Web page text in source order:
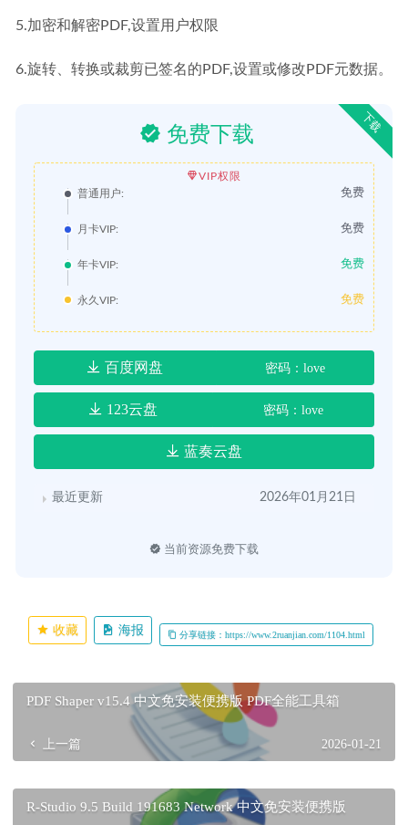
5.加密和解密PDF,设置用户权限
6.旋转、转换或裁剪已签名的PDF,设置或修改PDF元数据。
下载
免费下载
VIP权限
普通用户:
免费
月卡VIP: 免费
年卡VIP: 免费
永久VIP: 免费
百度网盘 密码：love
123云盘 密码：love
蓝奏云盘
最近更新 2026年01月21日
当前资源免费下载
收藏 海报 分享链接：https://www.2ruanjian.com/1104.html
PDF Shaper v15.4 中文免安装便携版 PDF全能工具箱
上一篇 2026-01-21
R-Studio 9.5 Build 191683 Network 中文免安装便携版